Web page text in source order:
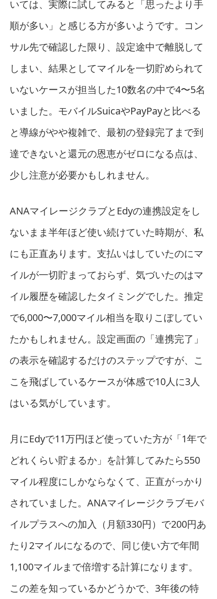
いては、実際に試してみると「思ったより手
順が多い」と感じる方が多いようです。コン
サル先で確認した限り、設定途中で離脱して
しまい、結果としてマイルを一切貯められて
いないケースが担当した10数名の中で4〜5名
いました。モバイルSuicaやPayPayと比べる
と導線がやや複雑で、最初の登録完了まで到
達できないと還元の恩恵がゼロになる点は、
少し注意が必要かもしれません。
ANAマイレージクラブとEdyの連携設定をし
ないまま半年ほど使い続けていた時期が、私
にも正直あります。支払いはしていたのにマ
イルが一切貯まっておらず、気づいたのはマ
イル履歴を確認したタイミングでした。推定
で6,000〜7,000マイル相当を取りこぼしてい
たかもしれません。設定画面の「連携完了」
の表示を確認するだけのステップですが、こ
こを飛ばしているケースが体感で10人に3人
はいる気がしています。
月にEdyで11万円ほど使っていた方が「1年で
どれくらい貯まるか」を計算してみたら550
マイル程度にしかならなくて、正直がっかり
されていました。ANAマイレージクラブモバ
イルプラスへの加入（月額330円）で200円あ
たり2マイルになるので、同じ使い方で年間
1,100マイルまで倍増する計算になります。
この差を知っているかどうかで、3年後の特